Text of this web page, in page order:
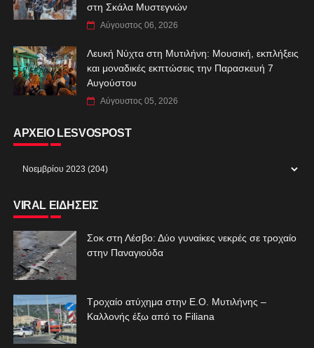
στη Σκάλα Μυστεγνών
Αύγουστος 06, 2026
Λευκή Νύχτα στη Μυτιλήνη: Μουσική, εκπλήξεις
και μοναδικές εκπτώσεις την Παρασκευή 7
Αυγούστου
Αύγουστος 05, 2026
ΑΡΧΕΙΟ LESVOSPOST
VIRAL ΕΙΔΗΣΕΙΣ
Σοκ στη Λέσβο: Δύο γυναίκες νεκρές σε τροχαίο
στην Παναγιούδα
Τροχαίο ατύχημα στην Ε.Ο. Μυτιλήνης –
Καλλονής έξω από το Filiana